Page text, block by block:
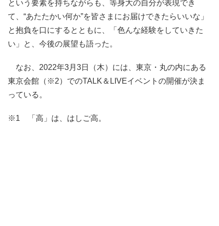
という要素を持ちながらも、等身大の自分が表現でき
て、“あたたかい何か”を皆さまにお届けできたらいいな」
と抱負を口にするとともに、「色んな経験をしていきた
い」と、今後の展望も語った。
なお、2022年3月3日（木）には、東京・丸の内にある
東京会館（※2）でのTALK＆LIVEイベントの開催が決ま
っている。
※1 「高」は、はしご高。